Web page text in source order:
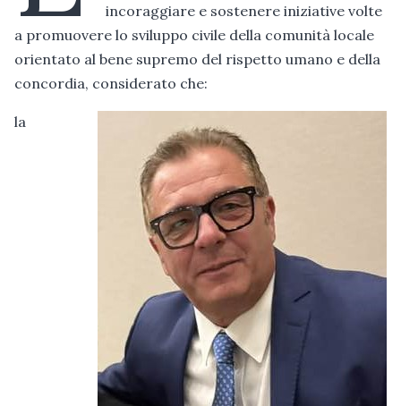
incoraggiare e sostenere iniziative volte
a promuovere lo sviluppo civile della comunità locale
orientato al bene supremo del rispetto umano e della
concordia, considerato che:
la